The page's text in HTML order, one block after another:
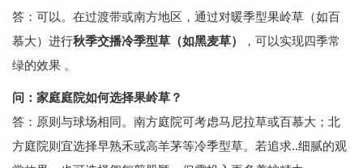
答：可以。在过渡带或南方地区，通过对暖季型果岭草（如百
慕大）进行秋季交播冷季型草（如黑麦草）
，可以实现四季常
绿的效果 。
问：家庭庭院如何选择果岭草？
答：原则与球场相同。南方庭院可考虑马尼拉草或百慕大；北
方庭院则宜选择早熟禾或高羊茅等冷季型草。若追求..细腻的观